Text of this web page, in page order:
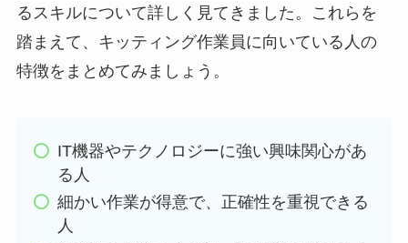
るスキルについて詳しく見てきました。これらを
踏まえて、キッティング作業員に向いている人の
特徴をまとめてみましょう。
IT機器やテクノロジーに強い興味関心があ
る人
細かい作業が得意で、正確性を重視できる
人